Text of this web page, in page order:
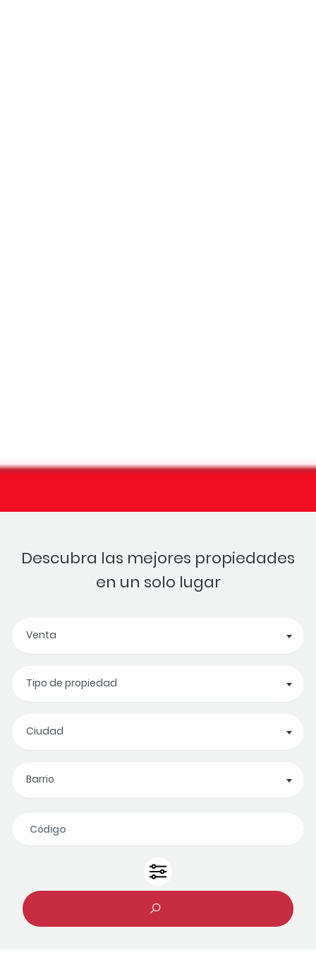
Descubra las mejores propiedades
en un solo lugar
Venta
Tipo de propiedad
Ciudad
Barrio